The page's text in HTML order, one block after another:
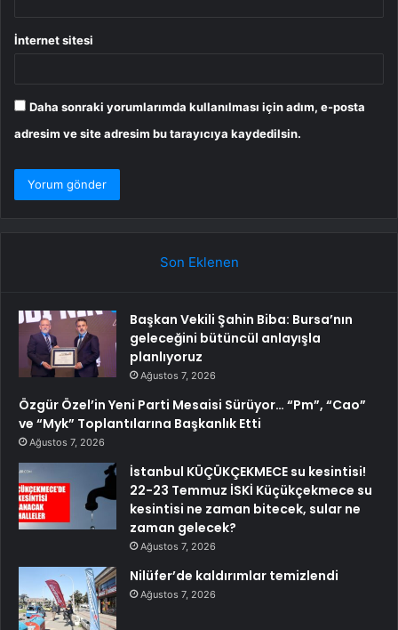
İnternet sitesi
Daha sonraki yorumlarımda kullanılması için adım, e-posta
adresim ve site adresim bu tarayıcıya kaydedilsin.
Son Eklenen
Başkan Vekili Şahin Biba: Bursa’nın
geleceğini bütüncül anlayışla
planlıyoruz
Ağustos 7, 2026
Özgür Özel’in Yeni Parti Mesaisi Sürüyor… “Pm”, “Cao”
ve “Myk” Toplantılarına Başkanlık Etti
Ağustos 7, 2026
İstanbul KÜÇÜKÇEKMECE su kesintisi!
22-23 Temmuz İSKİ Küçükçekmece su
kesintisi ne zaman bitecek, sular ne
zaman gelecek?
Ağustos 7, 2026
Nilüfer’de kaldırımlar temizlendi
Ağustos 7, 2026